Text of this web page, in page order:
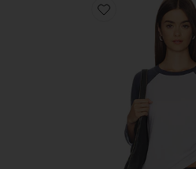
Favorite